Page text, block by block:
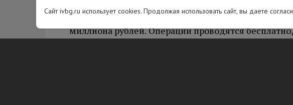
В рамках системы ОМС жителям стал доступен
высокотехнологичной помощи — трансплантация
миллиона рублей. Операции проводятся
выполнена уже 31 такая операция. Также
Сайт ivbg.ru использует cookies. Продолжая использовать сайт, вы даете